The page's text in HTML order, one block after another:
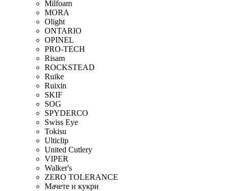
Milfoam
MORA
Olight
ONTARIO
OPINEL
PRO-TECH
Risam
ROCKSTEAD
Ruike
Ruixin
SKIF
SOG
SPYDERCO
Swiss Eye
Tokisu
Ulticlip
United Cutlery
VIPER
Walker's
ZERO TOLERANCE
Мачете и кукри